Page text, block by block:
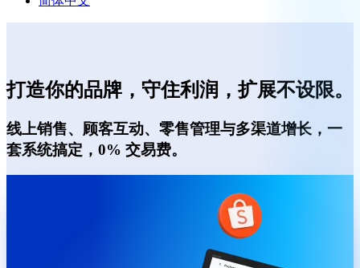
打造你的品牌，守住利润，扩展不设限。
线上销售、顾客互动、零售管理与多渠道增长，一
套系统搞定，0% 交易费。